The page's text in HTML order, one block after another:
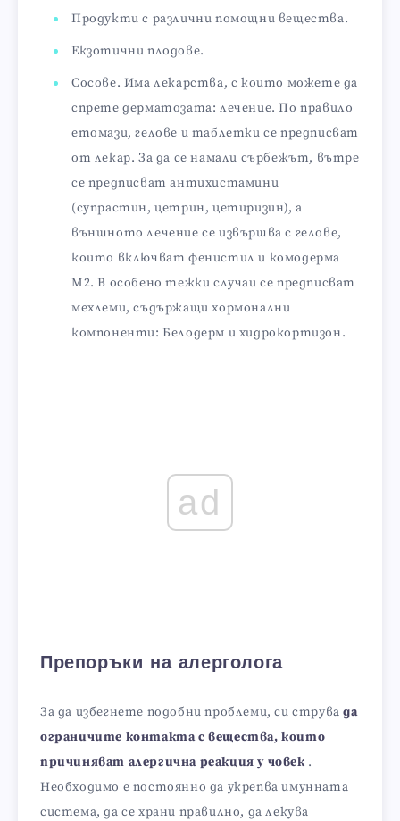
Продукти с различни помощни вещества.
Екзотични плодове.
Сосове. Има лекарства, с които можете да
спрете дерматозата: лечение. По правило
етомази, гелове и таблетки се предписват
от лекар. За да се намали сърбежът, вътре
се предписват антихистамини
(супрастин, цетрин, цетиризин), а
външното лечение се извършва с гелове,
които включват фенистил и комодерма
М2. В особено тежки случаи се предписват
мехлеми, съдържащи хормонални
компоненти: Белодерм и хидрокортизон.
ad
Препоръки на алерголога
За да избегнете подобни проблеми, си струвада
ограничите контакта с вещества, които
причиняват алергична реакция у човек .
Необходимо е постоянно да укрепва имунната
система, да се храни правилно, да лекува